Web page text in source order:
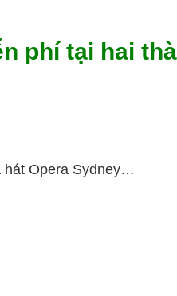
phí tại hai
hát Opera Sydney…